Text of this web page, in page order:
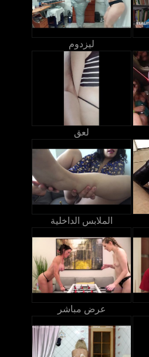
ليزدوم
لعق
الملابس الداخلية
عرض مباشر